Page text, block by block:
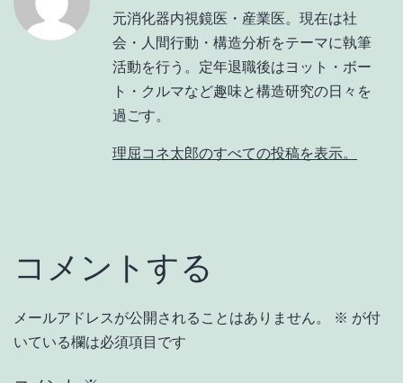
元消化器内視鏡医・産業医。現在は社
会・人間行動・構造分析をテーマに執筆
活動を行う。定年退職後はヨット・ボー
ト・クルマなど趣味と構造研究の日々を
過ごす。
理屈コネ太郎のすべての投稿を表示。
コメントする
メールアドレスが公開されることはありません。 ※ が付
いている欄は必須項目です